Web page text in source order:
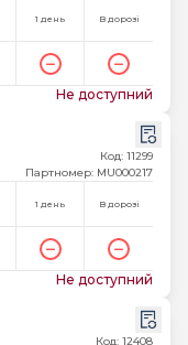
1 день В дорозі
Не доступний
Код: 11299
Партномер: MU000217
1 день В дорозі
Не доступний
Код: 12408